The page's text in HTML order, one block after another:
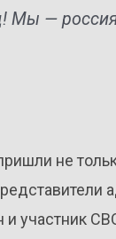
Мы —
не
участник